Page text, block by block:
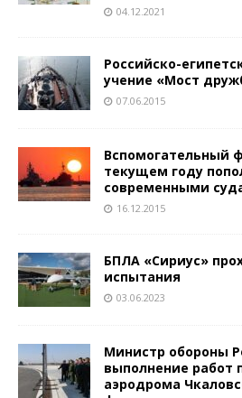
04.12.2021
Российско-
учение «Мост
07.06.2015
Вспомогательный
текущем году
современными
16.12.2015
БПЛА «Сириус»
испытания
03.06.2023
Министр обороны
выполнение работ
аэродрома